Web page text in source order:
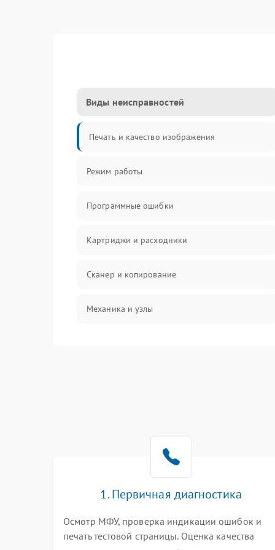
Виды неисправностей
Печать и качество изображения
Режим работы
Программные ошибки
Картриджи и расходники
Сканер и копирование
Механика и узлы
Проблемы с механикой
1. Первичная диагностика
Осмотр МФУ, проверка индикации ошибок и
печать тестовой страницы. Оценка качества